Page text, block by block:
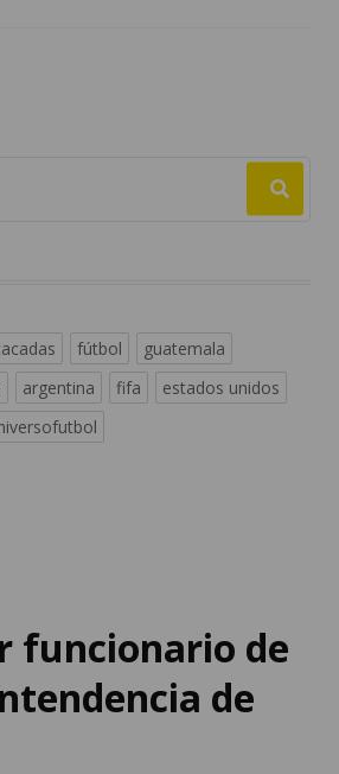
fútbol
guatemala
argentina fifa
estados unidos
funcionario de
de